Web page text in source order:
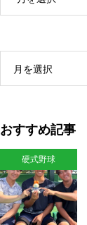
月を選択
おすすめ記事
硬式野球